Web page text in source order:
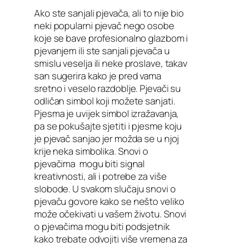
Ako ste sanjali pjevača, ali to nije bio
neki popularni pjevač nego osobe
koje se bave profesionalno glazbom i
pjevanjem ili ste sanjali pjevača u
smislu veselja ili neke proslave, takav
san sugerira kako je pred vama
sretno i veselo razdoblje. Pjevači su
odličan simbol koji možete sanjati.
Pjesma je uvijek simbol izražavanja,
pa se pokušajte sjetiti i pjesme koju
je pjevač sanjao jer možda se u njoj
krije neka simbolika. Snovi o
pjevačima mogu biti signal
kreativnosti, ali i potrebe za više
slobode. U svakom slučaju snovi o
pjevaču govore kako se nešto veliko
može očekivati u vašem životu. Snovi
o pjevačima mogu biti podsjetnik
kako trebate odvojiti više vremena za